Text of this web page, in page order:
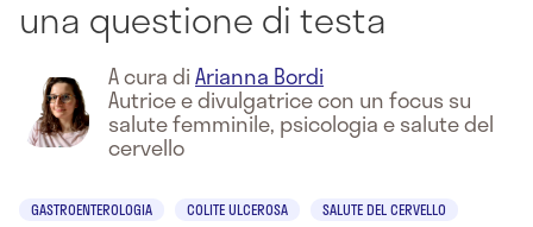
una questione di testa
A cura diArianna Bordi
Autrice e divulgatrice con un focus su
salute femminile, psicologia e salute del
cervello
GASTROENTEROLOGIA COLITE ULCEROSA
SALUTE DEL CERVELLO